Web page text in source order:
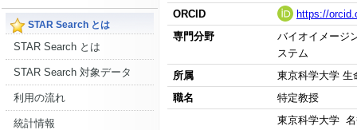
STAR Search とは
STAR Search とは
STAR Search 対象データ
利用の流れ
統計情報
ORCID
https://
専門分野
バイオイメージ
ステム
所属
東京科学大学 生
職名
特定教授
東京科学大学